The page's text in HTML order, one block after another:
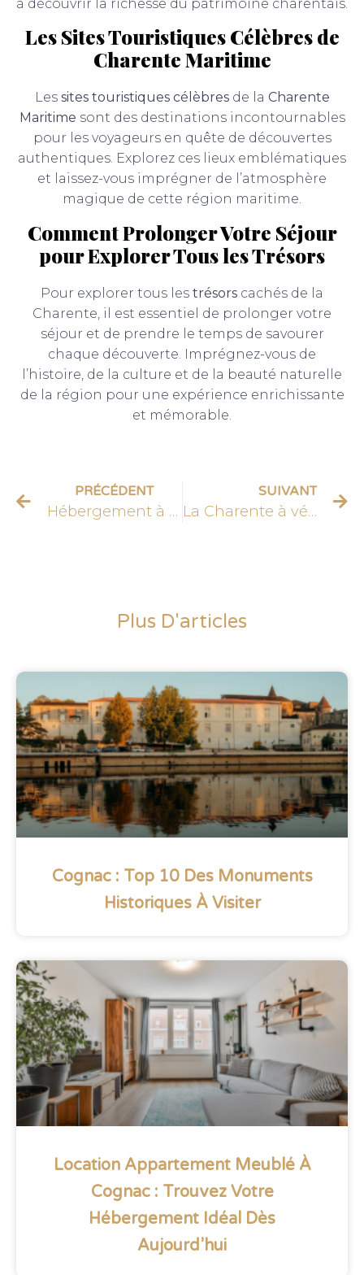
à découvrir la richesse du patrimoine charentais.
Les Sites Touristiques Célèbres de
Charente Maritime
Les sites touristiques célèbresde la Charente
Maritime sont des destinations incontournables
pour les voyageurs en quête de découvertes
authentiques. Explorez ces lieux emblématiques
et laissez-vous imprégner de l’atmosphère
magique de cette région maritime.
Comment Prolonger Votre Séjour
pour Explorer Tous les Trésors
Pour explorer tous les trésors cachés de la
Charente, il est essentiel de prolonger votre
séjour et de prendre le temps de savourer
chaque découverte. Imprégnez-vous de
l’histoire, de la culture et de la beauté naturelle
de la région pour une expérience enrichissante
et mémorable.
PRÉCÉDENT
Hébergement à Merpins
SUIVANT
La Charente à vélo : découvrir les différents itinéraires cyclable de 2024
Plus D'articles
Cognac : Top 10 Des Monuments
Historiques À Visiter
Location Appartement Meublé À
Cognac : Trouvez Votre
Hébergement Idéal Dès
Aujourd’hui